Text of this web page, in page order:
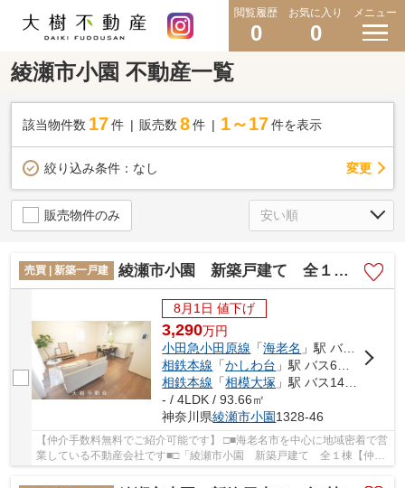
閲覧履歴
0
お気に入り
0
メニュー
綾瀬市小園 不動産一覧
該当物件数 17件 販売数 8 件 1～17 件を表示
絞り込み条件： なし 変更
販売物件のみ
売買 | 新築一戸建 綾瀬市小園 新築戸建て 全１棟【仲介手数料無料】
8月1日 値下げ
3,290万円
小田急小田原線 「海老名 」駅 バス13分 「北原」 停歩3分
相鉄本線 「かしわ台 」駅 バス6分 「望地」 停歩6分
相鉄本線 「相模大塚 」駅 バス14分 「北原」 停歩2分
- / 4LDK / 93.66㎡
神奈川県綾瀬市小園1328-46
【仲介手数料無料でご紹介可能です】 □■海老名市を中心に地域密着で営
業している不動産会社です■□「綾瀬市小園 新築戸建て 全１棟【仲介